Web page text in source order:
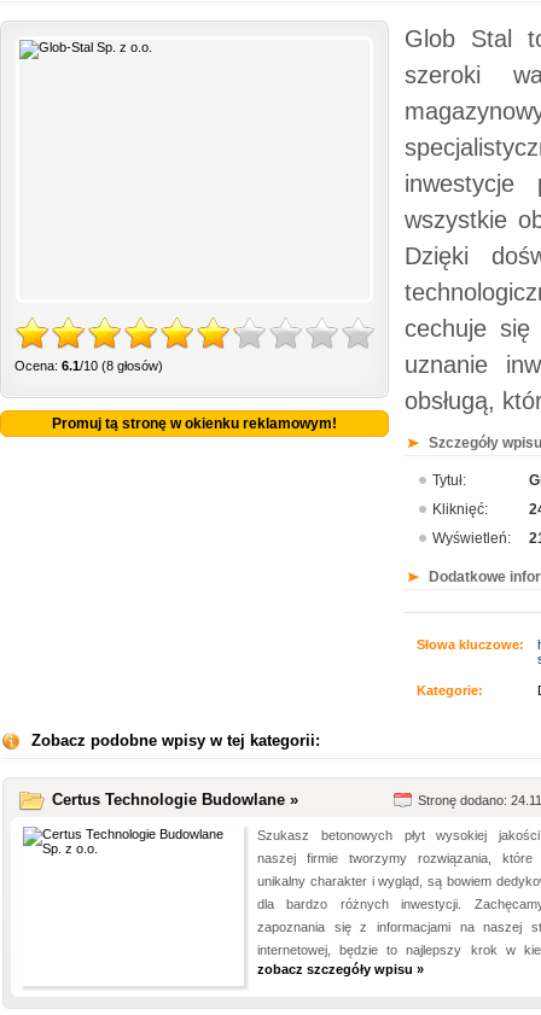
Ocena: 6.1/10 (8 głosów)
Promuj tą stronę w okienku reklamowym!
Glob Stal
szeroki
inwestycje
wszystkie
Dzięki
cechuje się
uznanie
obsługą,
Szczegóły
Tytuł:
Kliknięć:
Wyświetleń:
Dodatkowe
Słowa kluczowe:
Kategorie:
Zobacz podobne wpisy w tej kategorii:
Certus Technologie Budowlane » Stronę dodano:
Szukasz betonowych płyt wysokiej
naszej firmie tworzymy rozwiązania, które
unikalny charakter i wygląd, są bowiem
dla bardzo różnych inwestycji.
zapoznania się z informacjami na naszej
internetowej, będzie to najlepszy krok w
zobacz szczegóły wpisu »